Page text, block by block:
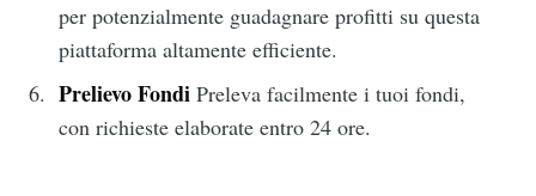
per potenzialmente guadagnare profitti su questa
piattaforma altamente efficiente.
Prelievo FondiPreleva facilmente i tuoi fondi,
con richieste elaborate entro 24 ore.